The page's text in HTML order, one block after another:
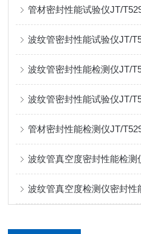
管材密封性能试验仪JT/
波纹管密封性能试验仪JT/
波纹管密封性能检测仪JT/
波纹管密封性能试验仪JT/
管材密封性能检测仪JT/
波纹管真空度密封性能检测
波纹管真空度检测仪密封性